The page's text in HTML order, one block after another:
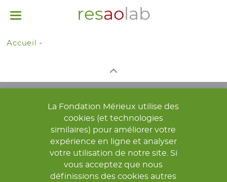
resao lab
Toggle
Accueil -
COORDINATION ET CONTACTS MENTIONS LÉGALES
La Fondation Mérieux utilise des
cookies (et technologies
similaires) pour améliorer votre
expérience en ligne et analyser
votre utilisation de notre site. Si
vous acceptez que nous
définissions des cookies autres